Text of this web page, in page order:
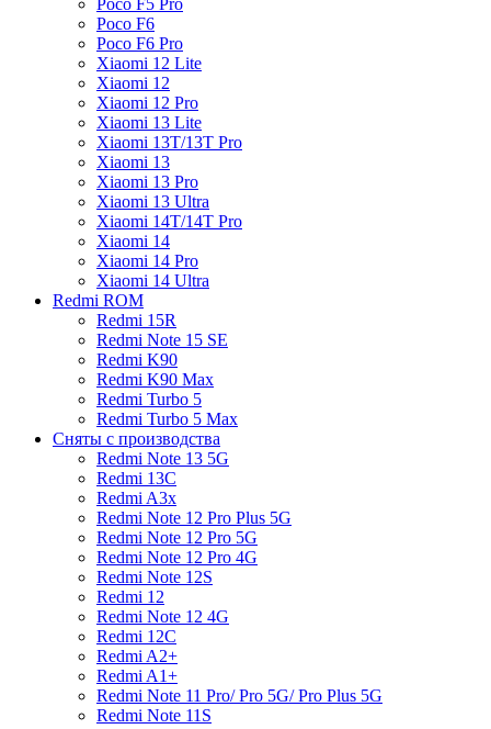
Poco F5 Pro
Poco F6
Poco F6 Pro
Xiaomi 12 Lite
Xiaomi 12
Xiaomi 12 Pro
Xiaomi 13 Lite
Xiaomi 13T/13T Pro
Xiaomi 13
Xiaomi 13 Pro
Xiaomi 13 Ultra
Xiaomi 14T/14T Pro
Xiaomi 14
Xiaomi 14 Pro
Xiaomi 14 Ultra
Redmi ROM
Redmi 15R
Redmi Note 15 SE
Redmi K90
Redmi K90 Max
Redmi Turbo 5
Redmi Turbo 5 Max
Сняты с производства
Redmi Note 13 5G
Redmi 13C
Redmi A3x
Redmi Note 12 Pro Plus 5G
Redmi Note 12 Pro 5G
Redmi Note 12 Pro 4G
Redmi Note 12S
Redmi 12
Redmi Note 12 4G
Redmi 12C
Redmi A2+
Redmi A1+
Redmi Note 11 Pro/ Pro 5G/ Pro Plus 5G
Redmi Note 11S